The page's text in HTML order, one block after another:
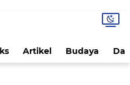
Artikel Budaya